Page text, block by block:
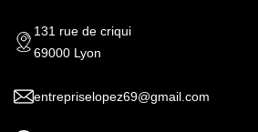
131 rue de criqui
69000 Lyon
entrepriselopez69@gmail.com